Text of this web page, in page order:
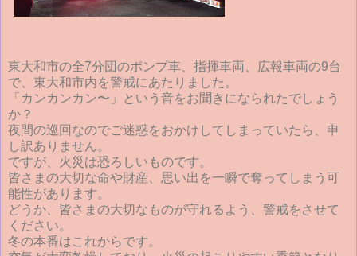
東大和市の全7分団のポンプ車、指揮車両、広報車両の9台
で、東大和市内を警戒にあたりました。
「カンカンカン〜」という音をお聞きになられたでしょう
か？
夜間の巡回なのでご迷惑をおかけしてしまっていたら、申
し訳ありません。
ですが、火災は恐ろしいものです。
皆さまの大切な命や財産、思い出を一瞬で奪ってしまう可
能性があります。
どうか、皆さまの大切なものが守れるよう、警戒をさせて
ください。
冬の本番はこれからです。